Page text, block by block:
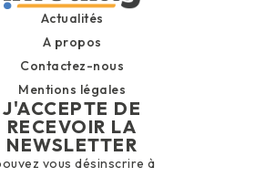
Actualités
A propos
Contactez-nous
Mentions légales
J'ACCEPTE DE
RECEVOIR LA
NEWSLETTER
vous désinscrire à